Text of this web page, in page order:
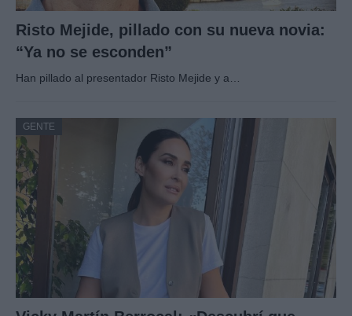
Risto Mejide, pillado con su nueva novia:
“Ya no se esconden”
Han pillado al presentador Risto Mejide y a…
GENTE